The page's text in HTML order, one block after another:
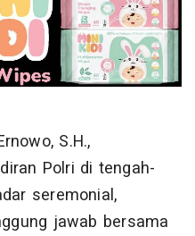
S.H.,
Polri di tengah-
seremonial,
jawab bersama